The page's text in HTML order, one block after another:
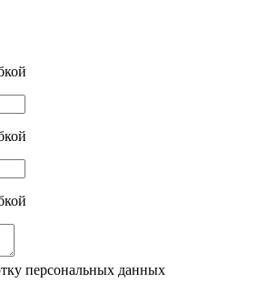
персональных данных